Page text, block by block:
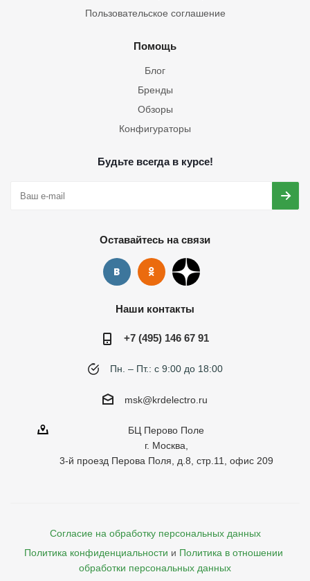
Пользовательское соглашение
Помощь
Блог
Бренды
Обзоры
Конфигураторы
Будьте всегда в курсе!
Оставайтесь на связи
Наши контакты
+7 (495) 146 67 91
Пн. – Пт.: с 9:00 до 18:00
msk@krdelectro.ru
БЦ Перово Поле
г. Москва,
3-й проезд Перова Поля, д.8, стр.11, офис 209
Согласие на обработку персональных данных
Политика конфиденциальности и Политика в отношении
обработки персональных данных